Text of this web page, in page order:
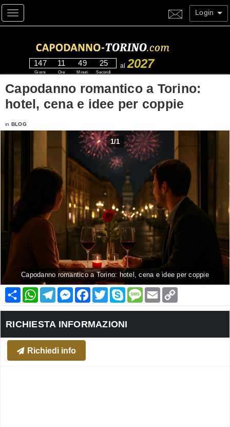
Toggle navigation Login
147
Giorni
11
Ore
49
Minuti
24
Secondi
al 2027
Capodanno romantico a Torino:
hotel, cena e idee per coppie
in BLOG
1/1
Capodanno romantico a Torino: hotel, cena e idee per coppie
Condividi
WhatsApp
Telegram
Messenger
Facebook
TwitterSkypeMessage
Email
RICHIESTA INFORMAZIONI
Richiedi info